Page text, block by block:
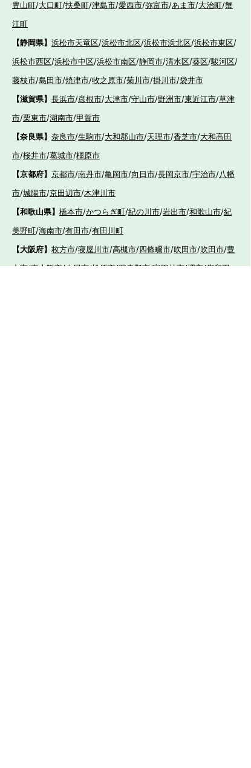
豊山町/大口町/扶桑町/津島市/愛西市/弥富市/あま市/大治町/蟹
江町
【静岡県】 浜松市天竜区/浜松市北区/浜松市浜北区/浜松市東区/
浜松市西区/浜松市中区/浜松市南区/静岡市/清水区/葵区/駿河区/
藤枝市/島田市/焼津市/牧之原市/菊川市/掛川市/袋井市
【滋賀県】 長浜市/彦根市/大津市/守山市/野洲市/東近江市/草津
市/栗東市/湖南市/甲賀市
【奈良県】 奈良市/生駒市/大和郡山市/天理市/香芝市/大和高田
市/桜井市/葛城市/橿原市
【京都府】 京都市/南丹市/亀岡市/向日市/長岡京市/宇治市/八幡
市/城陽市/京田辺市/木津川市
【和歌山県】 橋本市/かつらぎ町/紀の川市/岩出市/和歌山市/紀
美野町/海南市/有田市/有田川町
【大阪府】 枚方市/寝屋川市/高槻市/四條畷市/吹田市/吹田市/豊
中市/東大阪市/八尾市/松原市/羽曳野市/富田林市/堺市/岸和田